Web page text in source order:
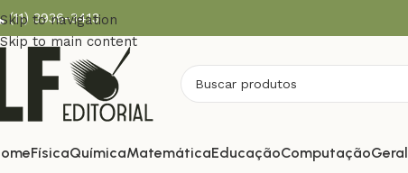
Skip to navigation
Skip to main content
(11) 3936-3413
FísicaQuímicaMatemáticaEducaçãoComputaçãoGeral
Ensino de Ciências com Brinquedos Científicos